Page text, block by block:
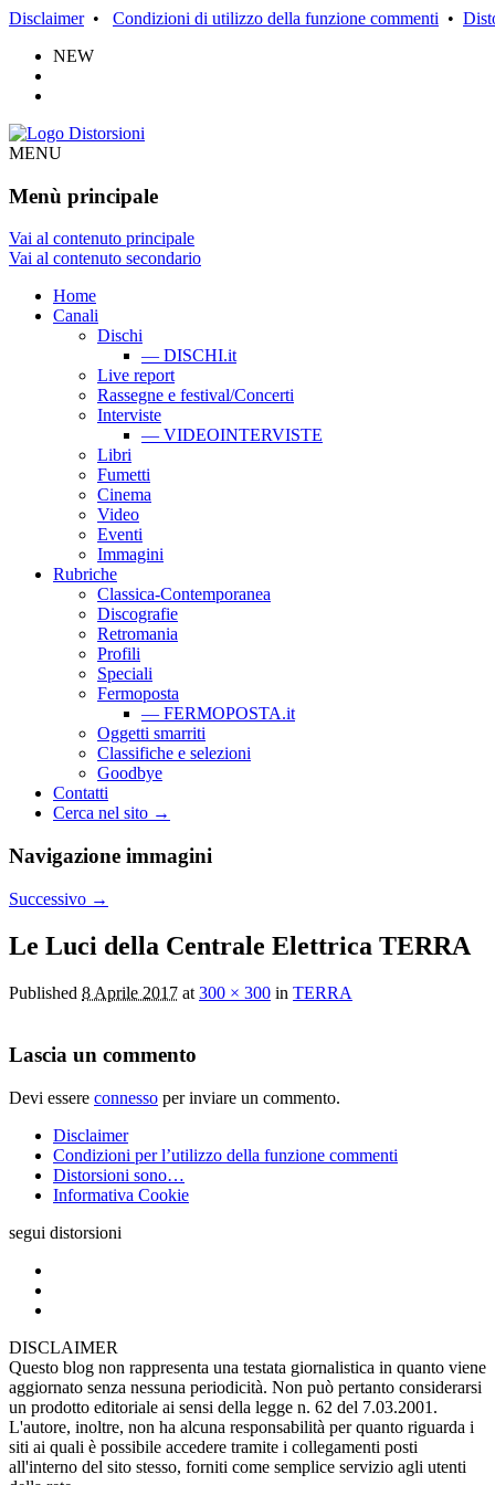
Disclaimer• Condizioni di utilizzo della funzione commenti •
NEW
MENU
Menù principale
Vai al contenuto principale
Vai al contenuto secondario
Home
Canali
Dischi
— DISCHI.it
Live report
Rassegne e festival/Concerti
Interviste
— VIDEOINTERVISTE
Libri
Fumetti
Cinema
Video
Eventi
Immagini
Rubriche
Classica-Contemporanea
Discografie
Retromania
Profili
Speciali
Fermoposta
— FERMOPOSTA.it
Oggetti smarriti
Classifiche e selezioni
Goodbye
Contatti
Cerca nel sito →
Navigazione immagini
Successivo →
Le Luci della Centrale Elettrica TERRA
Published 8 Aprile 2017 at 300 × 300 in TERRA
Lascia un commento
Devi essere connesso per inviare un commento.
Disclaimer
Condizioni per l’utilizzo della funzione commenti
Distorsioni sono…
Informativa Cookie
segui distorsioni
DISCLAIMER
Questo blog non rappresenta una testata giornalistica in quanto viene
aggiornato senza nessuna periodicità. Non può pertanto considerarsi
un prodotto editoriale ai sensi della legge n. 62 del 7.03.2001.
L'autore, inoltre, non ha alcuna responsabilità per quanto riguarda i
siti ai quali è possibile accedere tramite i collegamenti posti
all'interno del sito stesso, forniti come semplice servizio agli utenti